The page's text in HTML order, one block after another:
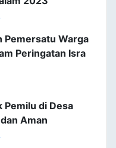
Pemersatu Warga
Peringatan Isra
Pemilu di Desa
Aman